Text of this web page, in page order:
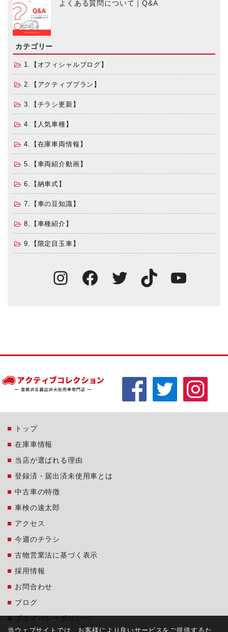
よくある質問について｜Q&A
カテゴリー
1.【オフィシャルブログ】
2.【アクティブプラン】
3.【チラシ更新】
4.【人気車種】
4.【在庫車両情報】
5.【車両紹介動画】
6.【納車式】
7.【車の豆知識】
8.【車種紹介】
9.【限定目玉車】
Instagram
Facebook
TwitterTikTok
トップ
在庫車情報
当店が選ばれる理由
登録済・届出済未使用車とは
中古車の特徴
車検の速太郎
アクセス
今週のチラシ
古物営業法に基づく表示
採用情報
お問合わせ
ブログ
プライバシーポリシー
当ウェブサイトでは、お客様により良いサービスをご提供するた